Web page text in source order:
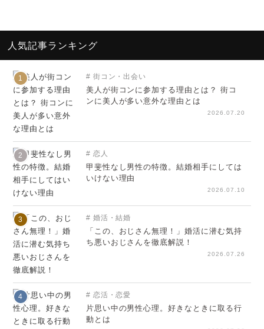
人気記事ランキング
1 街コン・出会い
美人が街コンに参加する理由とは？ 街コ
ンに美人が多い意外な理由とは
2026.07.20
2 恋人
甲斐性なし男性の特徴。結婚相手にしては
いけない理由
2026.07.10
3 婚活・結婚
「この、おじさん無理！」婚活に潜む気持
ち悪いおじさんを徹底解説！
2026.07.26
4 恋活・恋愛
片思い中の男性心理。好きなときに取る行
動とは